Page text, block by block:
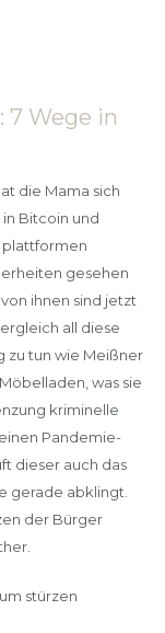
7 Wege in
die Mama sich
Bitcoin und
plattformen
gesehen
ihnen sind jetzt
all diese
zu tun wie Meißner
was sie
kriminelle
Pandemie-
dieser auch das
gerade abklingt.
der Bürger
stürzen